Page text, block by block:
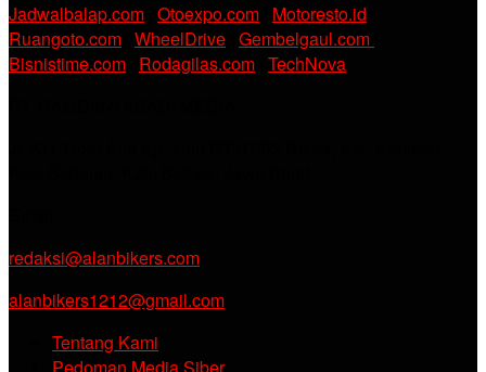
Jadwalbalap.com Otoexpo.com Motoresto.id
Ruangoto.com WheelDrive Gembelgaul.com
Bisnistime.com Rodagilas.com TechNova
redaksi@alanbikers.com
alanbikers1212@gmail.com
Tentang Kami